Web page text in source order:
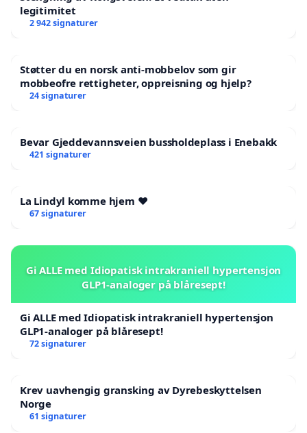
legitimitet
2 942 signaturer
Støtter du en norsk anti-mobbelov som gir
mobbeofre rettigheter, oppreisning og hjelp?
24 signaturer
Bevar Gjeddevannsveien bussholdeplass i Enebakk
421 signaturer
La Lindyl komme hjem ❤️
67 signaturer
Gi ALLE med Idiopatisk intrakraniell hypertensjon
GLP1-analoger på blåresept!
Gi ALLE med Idiopatisk intrakraniell hypertensjon
GLP1-analoger på blåresept!
72 signaturer
Krev uavhengig gransking av Dyrebeskyttelsen
Norge
61 signaturer